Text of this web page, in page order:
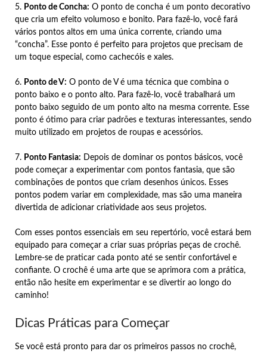
5. Ponto de Concha: O ponto de concha é um ponto decorativo
que cria um efeito volumoso e bonito. Para fazê-lo, você fará
vários pontos altos em uma única corrente, criando uma
“concha”. Esse ponto é perfeito para projetos que precisam de
um toque especial, como cachecóis e xales.
6. Ponto de V: O ponto de V é uma técnica que combina o
ponto baixo e o ponto alto. Para fazê-lo, você trabalhará um
ponto baixo seguido de um ponto alto na mesma corrente. Esse
ponto é ótimo para criar padrões e texturas interessantes, sendo
muito utilizado em projetos de roupas e acessórios.
7. Ponto Fantasia: Depois de dominar os pontos básicos, você
pode começar a experimentar com pontos fantasia, que são
combinações de pontos que criam desenhos únicos. Esses
pontos podem variar em complexidade, mas são uma maneira
divertida de adicionar criatividade aos seus projetos.
Com esses pontos essenciais em seu repertório, você estará bem
equipado para começar a criar suas próprias peças de crochê.
Lembre-se de praticar cada ponto até se sentir confortável e
confiante. O crochê é uma arte que se aprimora com a prática,
então não hesite em experimentar e se divertir ao longo do
caminho!
Dicas Práticas para Começar
Se você está pronto para dar os primeiros passos no crochê,